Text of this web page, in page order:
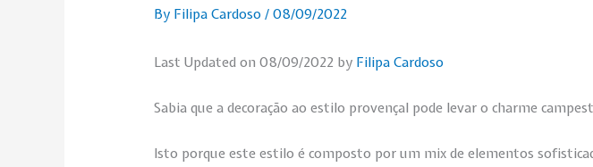
By Filipa Cardoso/08/09/2022
Last Updated on 08/09/2022 by Filipa Cardoso
Sabia que a decoração ao estilo provençal pode levar o charme
Isto porque este estilo é composto por um mix de elementos